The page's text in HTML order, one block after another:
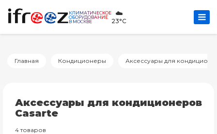
КЛИМАТИЧЕСКОЕ
ОБОРУДОВАНИЕ
В МОСКВЕ
☁️
23°C
Главная Кондиционеры Аксессуары для
Аксессуары для кондиционеров
Casarte
4 товаров